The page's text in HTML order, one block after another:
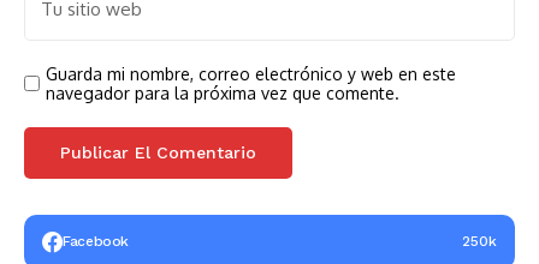
Guarda mi nombre, correo electrónico y web en este
navegador para la próxima vez que comente.
Facebook 250k